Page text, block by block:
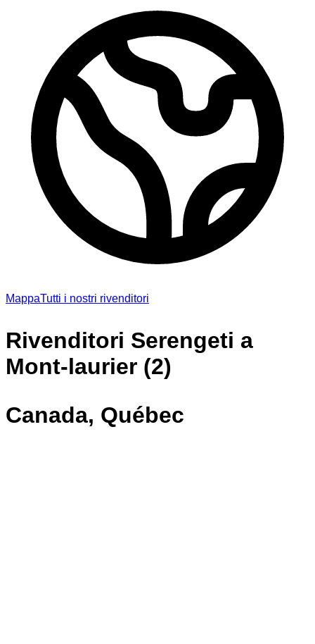
MappaTutti i nostri rivenditori
Rivenditori Serengeti a
Mont-laurier (2)
Canada, Québec